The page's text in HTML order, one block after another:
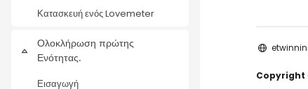
Κατασκευή ενός Lovemeter
Collapse
Ολοκλήρωση πρώτης
Ενότητας.
Εισαγωγή
Copyright